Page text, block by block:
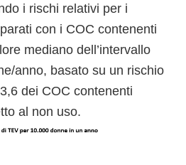
i rischi relativi per i
con i COC contenenti
mediano dell’intervallo
anno, basato su un rischio
dei COC contenenti
al non uso.